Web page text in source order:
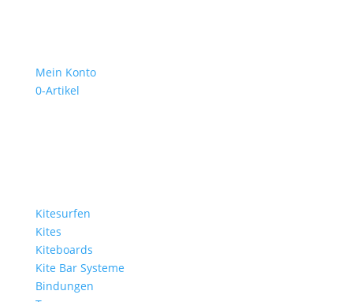
Mein Konto
0-Artikel
Kitesurfen
Kites
Kiteboards
Kite Bar Systeme
Bindungen